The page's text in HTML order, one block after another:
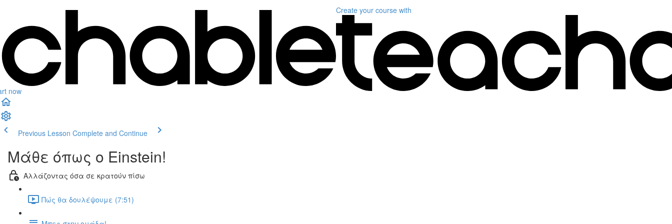
now
Create your course with
Previous Lesson Complete and Continue
Μάθε όπως ο Einstein!
Αλλάζοντας όσα σε κρατούν πίσω
Πώς θα δουλέψουμε (7:51)